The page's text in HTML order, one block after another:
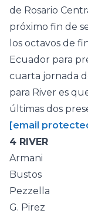
de Rosario
próximo fin de
los octavos de
Ecuador para
cuarta jornada
para River es
últimas dos
[email
4 RIVER
Armani
Bustos
Pezzella
G. Pirez